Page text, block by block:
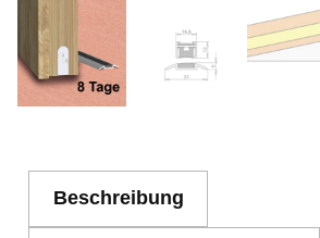
Beschreibung